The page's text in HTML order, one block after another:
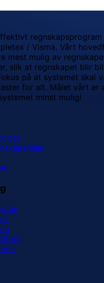
/ Visma. Vårt
mest mulig av
slik at regnskapet blir
på at systemet skal
for alt. Målet vårt er
minst mulig!
oss